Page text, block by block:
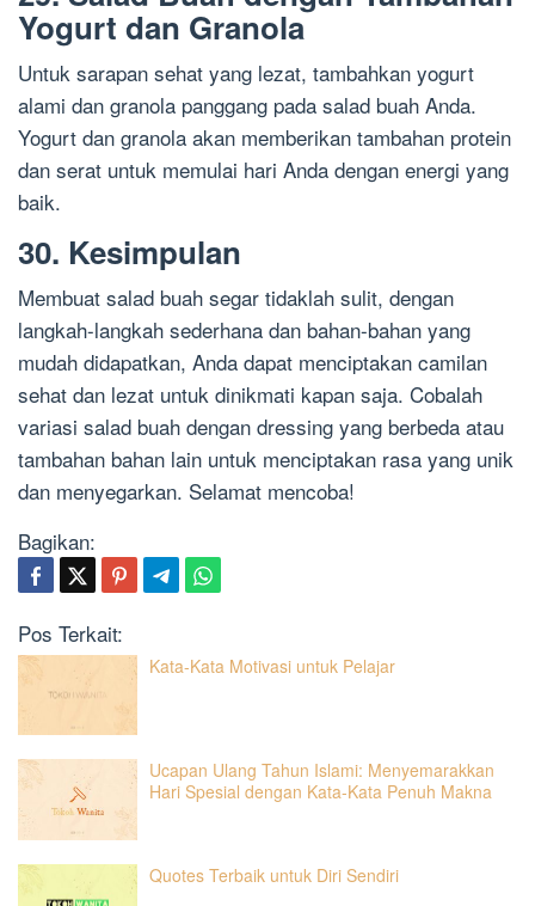
Yogurt dan Granola
Untuk sarapan sehat yang lezat, tambahkan yogurt
alami dan granola panggang pada salad buah Anda.
Yogurt dan granola akan memberikan tambahan protein
dan serat untuk memulai hari Anda dengan energi yang
baik.
30. Kesimpulan
Membuat salad buah segar tidaklah sulit, dengan
langkah-langkah sederhana dan bahan-bahan yang
mudah didapatkan, Anda dapat menciptakan camilan
sehat dan lezat untuk dinikmati kapan saja. Cobalah
variasi salad buah dengan dressing yang berbeda atau
tambahan bahan lain untuk menciptakan rasa yang unik
dan menyegarkan. Selamat mencoba!
Bagikan:
Pos Terkait:
Kata-Kata Motivasi untuk Pelajar
Ucapan Ulang Tahun Islami: Menyemarakkan
Hari Spesial dengan Kata-Kata Penuh Makna
Quotes Terbaik untuk Diri Sendiri